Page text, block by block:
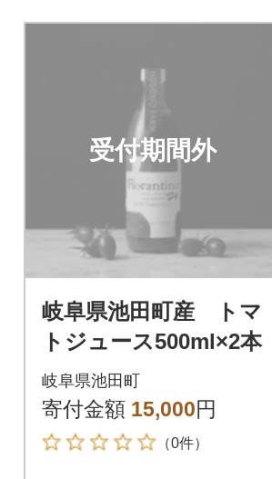
受付期間外
岐阜県池田町産 トマ
トジュース500ml×2本
岐阜県池田町
寄付金額 15,000円
（0件）